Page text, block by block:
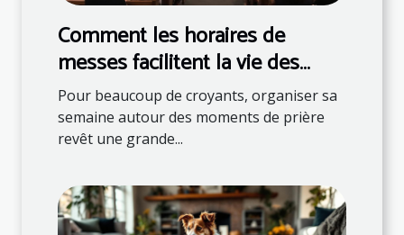
Comment les horaires de
messes facilitent la vie des
fidèles ?
Pour beaucoup de croyants, organiser sa
semaine autour des moments de prière
revêt une grande...